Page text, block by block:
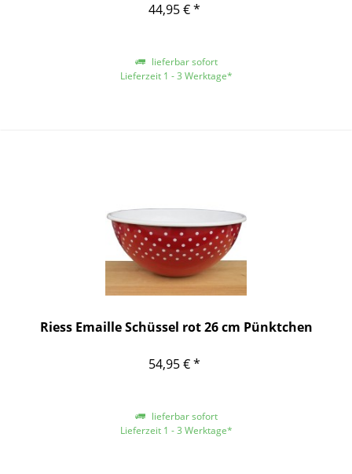
44,95 € *
lieferbar sofort
Lieferzeit 1 - 3 Werktage*
Riess Emaille Schüssel rot 26 cm Pünktchen
54,95 € *
lieferbar sofort
Lieferzeit 1 - 3 Werktage*